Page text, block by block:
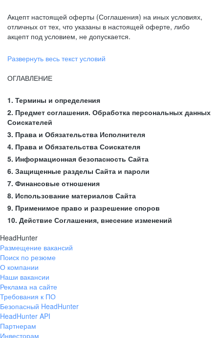
Акцепт настоящей оферты (Соглашения) на иных условиях,
отличных от тех, что указаны в настоящей оферте, либо
акцепт под условием, не допускается.
Развернуть весь текст условий
ОГЛАВЛЕНИЕ
1. Термины и определения
2. Предмет соглашения. Обработка персональных данных
Соискателей
3. Права и Обязательства Исполнителя
4. Права и Обязательства Соискателя
5. Информационная безопасность Сайта
6. Защищенные разделы Сайта и пароли
7. Финансовые отношения
8. Использование материалов Сайта
9. Применимое право и разрешение споров
10. Действие Соглашения, внесение изменений
HeadHunter
Размещение вакансий
Поиск по резюме
О компании
Наши вакансии
Реклама на сайте
Требования к ПО
Безопасный HeadHunter
HeadHunter API
Партнерам
Инвесторам